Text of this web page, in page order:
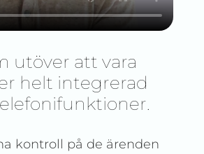
utöver att vara
helt integrerad
kontroll på de ärenden